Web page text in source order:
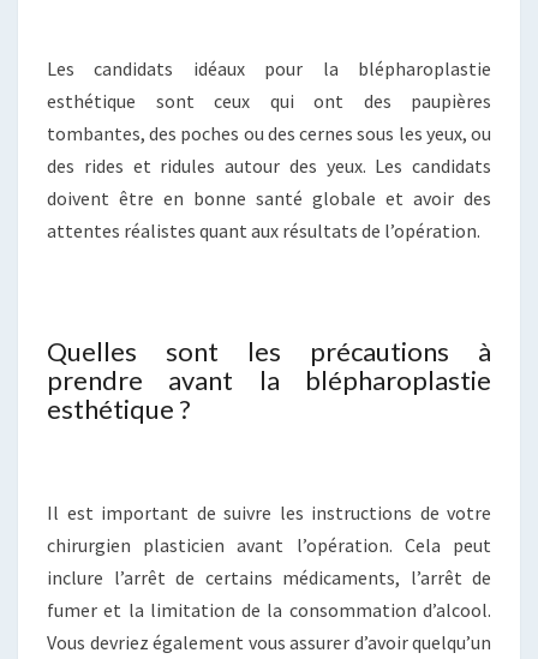
Les candidats idéaux pour la blépharoplastie
esthétique sont ceux qui ont des paupières
tombantes, des poches ou des cernes sous les yeux, ou
des rides et ridules autour des yeux. Les candidats
doivent être en bonne santé globale et avoir des
attentes réalistes quant aux résultats de l’opération.
Quelles sont les précautions à
prendre avant la blépharoplastie
esthétique ?
Il est important de suivre les instructions de votre
chirurgien plasticien avant l’opération. Cela peut
inclure l’arrêt de certains médicaments, l’arrêt de
fumer et la limitation de la consommation d’alcool.
Vous devriez également vous assurer d’avoir quelqu’un